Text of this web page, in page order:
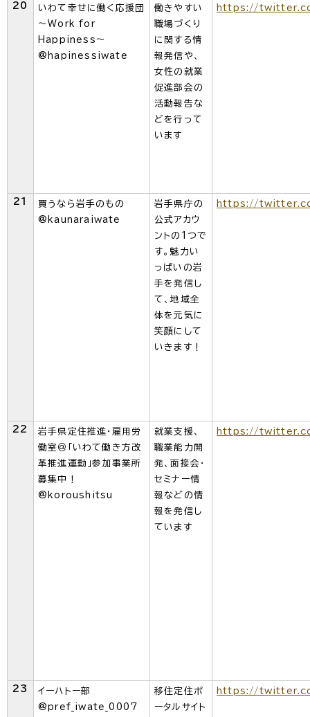
20
いわて幸せに働く応援団
～Work for
Happiness～
@hapinessiwate
働きやすい
職場づくり
に関する情
報発信や、
女性の就業
促進部会の
活動報告な
どを行って
います
https://
21
買うなら岩手のもの
@kaunaraiwate
岩手県庁の
公式アカウ
ントの1つで
す。魅力い
っぱいの岩
手を発信し
て、地域全
体を元気に
笑顔にして
いきます！
https://
22
岩手県定住推進・雇用労
働室＠「いわて働き方改
革推進運動」参加事業所
募集中！
@koroushitsu
就業支援、
職業能力開
発、面接会・
セミナー情
報などの情
報を発信し
ています
https://
23
イーハトー部
@pref_iwate_0007
移住定住ポ
ータルサイト
https://